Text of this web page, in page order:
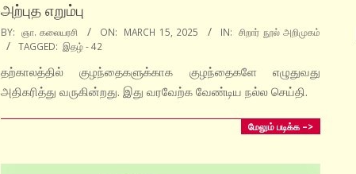
அற்புத எறும்பு
2025-
03-
15
BY: ஞா. கலையரசி ON: MARCH 15, 2025 IN: சிறார் நூல் அறிமுகம்
TAGGED: இதழ் - 42
தற்காலத்தில் குழந்தைகளுக்காக குழந்தைகளே எழுதுவது
அதிகரித்து வருகின்றது. இது வரவேற்க வேண்டிய நல்ல செய்தி.
மேலும் படிக்க –>